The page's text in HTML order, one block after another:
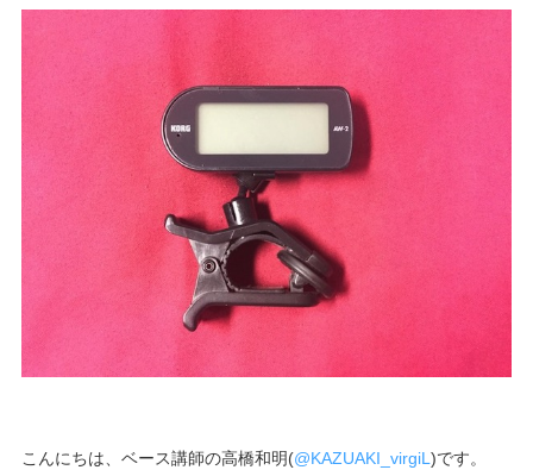
こんにちは、ベース講師の高橋和明(@KAZUAKI_virgiL )です。